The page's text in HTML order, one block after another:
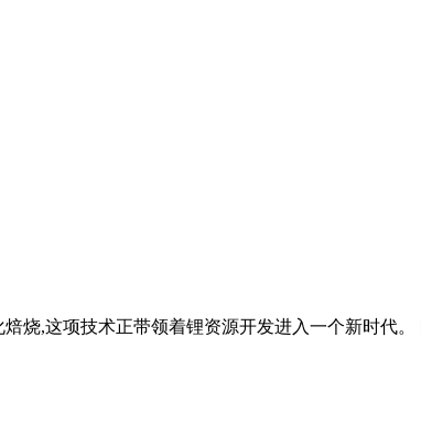
,这项技术正带领着锂资源开发进入一个新时代。